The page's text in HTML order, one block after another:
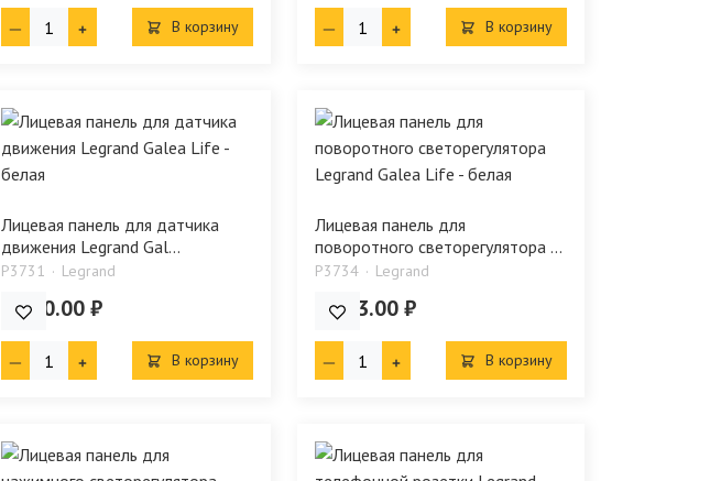
В корзину В корзину
Лицевая панель для датчика
движения Legrand Gal...
P3731 Legrand
1 080.00 ₽
В корзину
Лицевая панель для
поворотного светорегулятора ...
P3734 Legrand
1 133.00 ₽
В корзину